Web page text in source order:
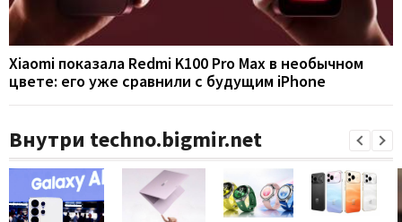
Xiaomi показала Redmi K100 Pro Max в необычном
цвете: его уже сравнили с будущим iPhone
Внутри techno.bigmir.net